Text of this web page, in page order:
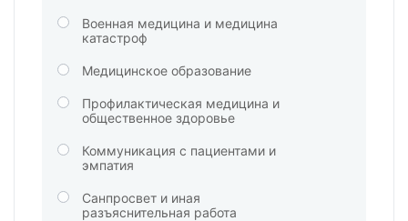
Военная медицина и медицина
катастроф
Медицинское образование
Профилактическая медицина и
общественное здоровье
Коммуникация с пациентами и
эмпатия
Санпросвет и иная
разъяснительная работа